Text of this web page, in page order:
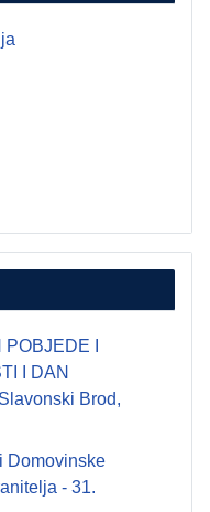
I
I DAN
Brod,
Domovinske
- 31.